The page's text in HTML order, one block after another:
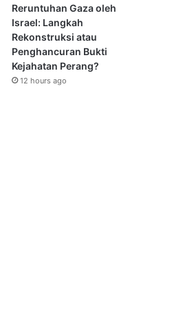
Reruntuhan Gaza oleh
Israel: Langkah
Rekonstruksi atau
Penghancuran Bukti
Kejahatan Perang?
12 hours ago